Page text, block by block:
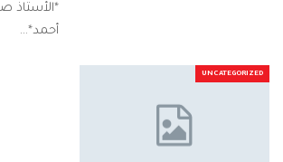
*الأستاذ
أحمد*…
UNCATEGORIZED